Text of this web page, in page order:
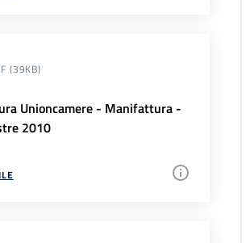
(39KB)
Unioncamere - Manifattura -
2010